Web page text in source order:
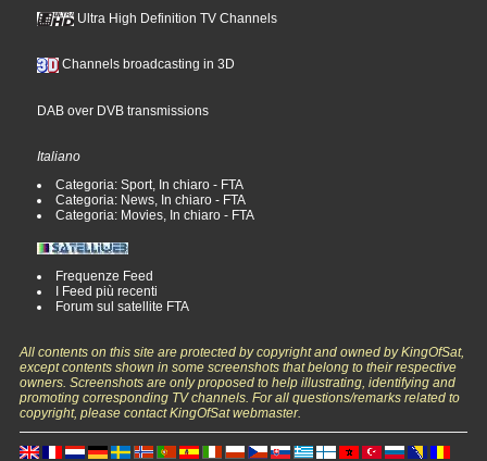
Ultra High Definition TV Channels
Channels broadcasting in 3D
DAB over DVB transmissions
Italiano
Categoria: Sport, In chiaro - FTA
Categoria: News, In chiaro - FTA
Categoria: Movies, In chiaro - FTA
Frequenze Feed
I Feed più recenti
Forum sul satellite FTA
All contents on this site are protected by copyright and owned by KingOfSat,
except contents shown in some screenshots that belong to their respective
owners. Screenshots are only proposed to help illustrating, identifying and
promoting corresponding TV channels. For all questions/remarks related to
copyright, please contact KingOfSat webmaster.